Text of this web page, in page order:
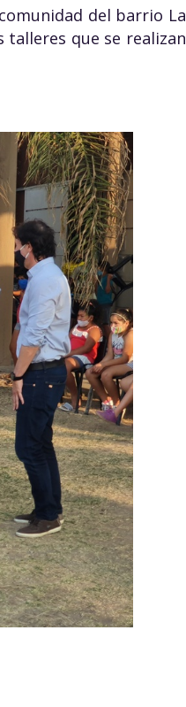
del barrio La
que se realizan